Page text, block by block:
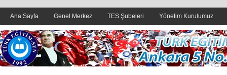
Ana Sayfa Genel Merkez TES Şubeleri Yönetim Kurulumuz
Header yanı reklam alanı